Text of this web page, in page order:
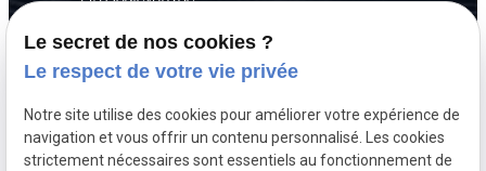
VILLEURBANNE
9:00-13:00/14:00-19:00
Actualités
Contact
Le secret de nos cookies ?
Le respect de votre vie privée
Notre site utilise des cookies pour améliorer votre expérience de
navigation et vous offrir un contenu personnalisé. Les cookies
strictement nécessaires sont essentiels au fonctionnement de